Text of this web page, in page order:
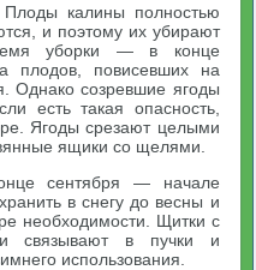
. Плоды калины полностью
и поэтому их убирают
уборки — в конце
плодов, повисевших на
Однако созревшие ягоды
есть такая опасность,
Ягоды срезают целыми
ящики со щелями.
сентября — начале
в снегу до весны и
необходимости. Щитки с
связывают в пучки и
использования.